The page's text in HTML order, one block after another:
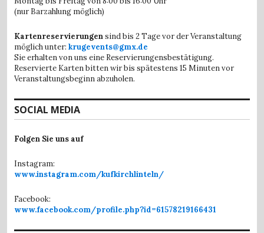
(nur Barzahlung möglich)
Kartenreservierungensind bis 2 Tage vor der Veranstaltung
möglich unter: krugevents@gmx.de
Sie erhalten von uns eine Reservierungensbestätigung.
Reservierte Karten bitten wir bis spätestens 15 Minuten vor
Veranstaltungsbeginn abzuholen.
SOCIAL MEDIA
Folgen Sie uns auf
Instagram:
www.instagram.com/kufkirchlinteln/
Facebook:
www.facebook.com/profile.php?id=61578219166431